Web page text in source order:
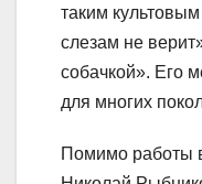
таким
слезам не
собачкой». Его
для многих
Помимо работы